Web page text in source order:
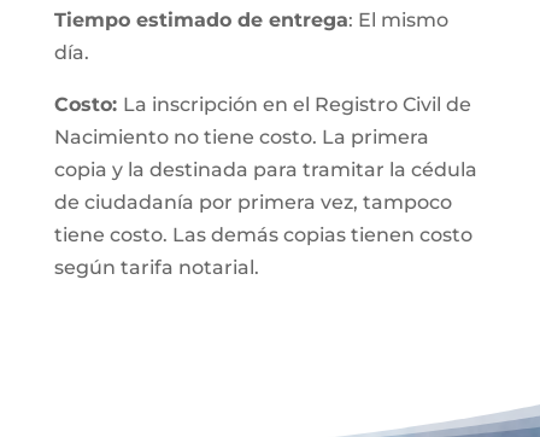
Tiempo estimado de entrega: El mismo
día.
Costo: La inscripción en el Registro Civil de
Nacimiento no tiene costo. La primera
copia y la destinada para tramitar la cédula
de ciudadanía por primera vez, tampoco
tiene costo. Las demás copias tienen costo
según tarifa notarial.